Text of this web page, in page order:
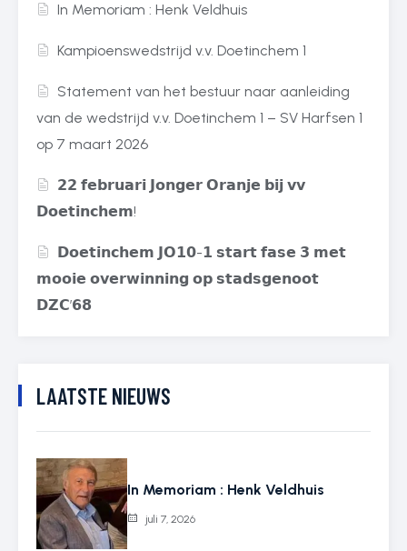
In Memoriam : Henk Veldhuis
Kampioenswedstrijd v.v. Doetinchem 1
Statement van het bestuur naar aanleiding
van de wedstrijd v.v. Doetinchem 1 – SV Harfsen 1
op 7 maart 2026
𝟮𝟮 𝗳𝗲𝗯𝗿𝘂𝗮𝗿𝗶 𝗝𝗼𝗻𝗴𝗲𝗿 𝗢𝗿𝗮𝗻𝗷𝗲 𝗯𝗶𝗷 𝘃𝘃
𝗗𝗼𝗲𝘁𝗶𝗻𝗰𝗵𝗲𝗺!
𝗗𝗼𝗲𝘁𝗶𝗻𝗰𝗵𝗲𝗺 𝗝𝗢𝟭𝟬-𝟭 𝘀𝘁𝗮𝗿𝘁 𝗳𝗮𝘀𝗲 𝟯 𝗺𝗲𝘁
𝗺𝗼𝗼𝗶𝗲 𝗼𝘃𝗲𝗿𝘄𝗶𝗻𝗻𝗶𝗻𝗴 𝗼𝗽 𝘀𝘁𝗮𝗱𝘀𝗴𝗲𝗻𝗼𝗼𝘁
𝗗𝗭𝗖’𝟲𝟴
LAATSTE NIEUWS
In Memoriam : Henk Veldhuis
juli 7, 2026